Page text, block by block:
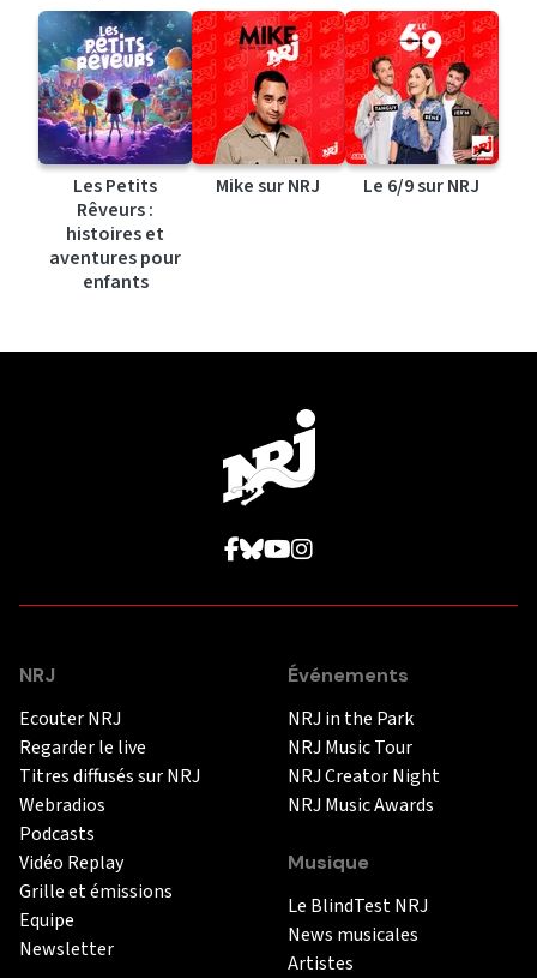
Les Petits
Rêveurs :
histoires et
aventures pour
enfants
Mike sur NRJ Le 6/9 sur NRJ
NRJ
Ecouter NRJ
Regarder le live
Titres diffusés sur NRJ
Webradios
Podcasts
Vidéo Replay
Grille et émissions
Equipe
Newsletter
Événements
NRJ in the Park
NRJ Music Tour
NRJ Creator Night
NRJ Music Awards
Musique
Le BlindTest NRJ
News musicales
Artistes